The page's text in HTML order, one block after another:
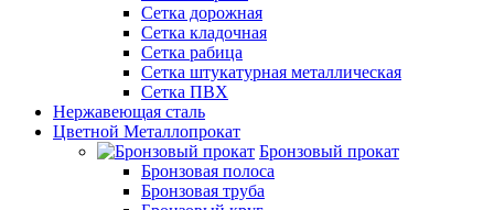
Сетка дорожная
Сетка кладочная
Сетка рабица
Сетка штукатурная металлическая
Сетка ПВХ
Нержавеющая сталь
Цветной Металлопрокат
Бронзовый прокат
Бронзовая полоса
Бронзовая труба